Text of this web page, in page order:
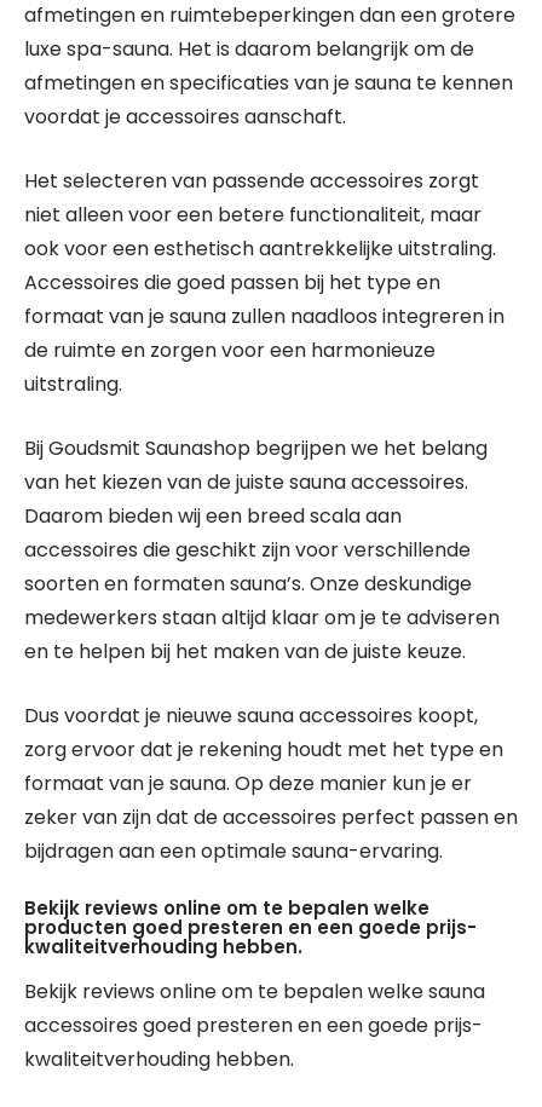
afmetingen en ruimtebeperkingen dan een grotere
luxe spa-sauna. Het is daarom belangrijk om de
afmetingen en specificaties van je sauna te kennen
voordat je accessoires aanschaft.
Het selecteren van passende accessoires zorgt
niet alleen voor een betere functionaliteit, maar
ook voor een esthetisch aantrekkelijke uitstraling.
Accessoires die goed passen bij het type en
formaat van je sauna zullen naadloos integreren in
de ruimte en zorgen voor een harmonieuze
uitstraling.
Bij Goudsmit Saunashop begrijpen we het belang
van het kiezen van de juiste sauna accessoires.
Daarom bieden wij een breed scala aan
accessoires die geschikt zijn voor verschillende
soorten en formaten sauna’s. Onze deskundige
medewerkers staan altijd klaar om je te adviseren
en te helpen bij het maken van de juiste keuze.
Dus voordat je nieuwe sauna accessoires koopt,
zorg ervoor dat je rekening houdt met het type en
formaat van je sauna. Op deze manier kun je er
zeker van zijn dat de accessoires perfect passen en
bijdragen aan een optimale sauna-ervaring.
Bekijk reviews online om te bepalen welke
producten goed presteren en een goede prijs-
kwaliteitverhouding hebben.
Bekijk reviews online om te bepalen welke sauna
accessoires goed presteren en een goede prijs-
kwaliteitverhouding hebben.